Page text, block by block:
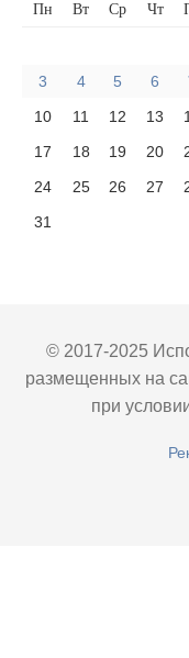
Пн Вт Ср Чт
3 4 5 6
10 11 12 13
17 18 19 20
24 25 26 27
31
© 2017-2025
размещенных на
при